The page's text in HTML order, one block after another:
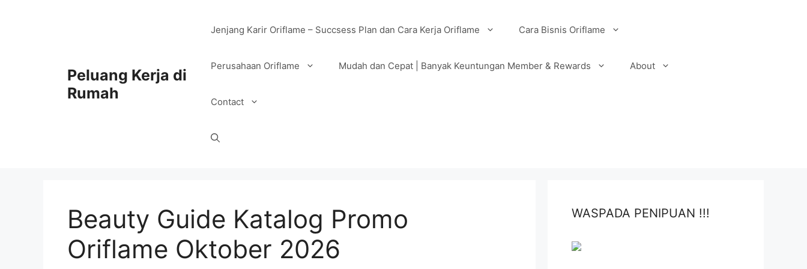
Peluang Kerja di
Rumah
Jenjang Karir Oriflame – Succsess Plan dan Cara Kerja Oriflame Cara Bisnis Oriflame
Perusahaan Oriflame Mudah dan Cepat | Banyak Keuntungan Member & Rewards About
Contact
Beauty Guide Katalog Promo
Oriflame Oktober 2026
WASPADA PENIPUAN !!!